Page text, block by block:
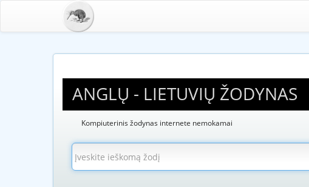
ANGLŲ - LIETUVIŲ ŽODYNAS
Kompiuterinis žodynas internete nemokamai